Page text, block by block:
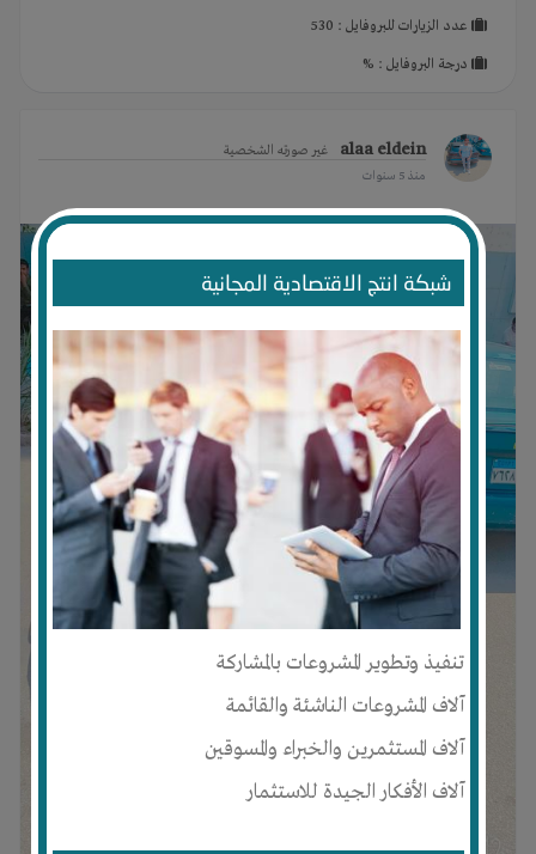
شبكة انتج الاقتصادية المجانية
تنفيذ وتطوير المشروعات بالمشاركة
آلاف المشروعات الناشئة والقائمة
آلاف المستثمرين والخبراء والمسوقين
آلاف الأفكار الجيدة للاستثمار
عدد الزيارات للبروفايل : 530
درجة البروفايل : %
alaa eldein غير صورته الشخصية
منذ 5 سنوات